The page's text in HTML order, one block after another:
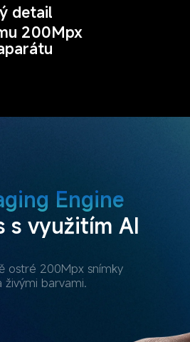
detail
200Mpx
Engine
využitím AI
ostré 200Mpx snímky
živými barvami.